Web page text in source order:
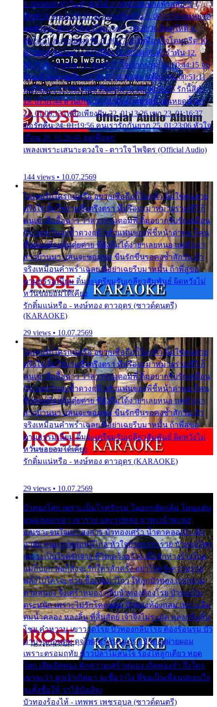
1. 00:00:00 ทำไมทำฉันได้ 2. 00:03:20 นางฟ้าสลัม 3.
00:06:50 คน 4. 00:10:36 บุญเหลือเกิน 5. 00:13:58 ฝนหยาด
สุดท้าย 6. 00:17:30 ยาใจยาจก 7. 00:20:30 คิดดูให้ดี 8.
00:24:21 ลบรอยแผลรัก 9. 00:27:35 เหมือนใจโดนกรีด 10.
00:30:54 ขบวนการเปาเปียว 11. 00:34:05 คำรำพัน 12.
00:37:20 ปาหนัน 13. 00:40:37 ใจเจ้ากรรม 14. 00:44:15 จูบ
ฉันแล้วจงตายเสีย 15. 00:47:24 ขอสูมาเต๊อะ 16. 00:51:11
คนใจมาร 17. 00:54:50 คืนทรมาน 18. 00:58:25 รักนี้สีดำ
19. 01:01:44 ส่วนเกิน 20. 01:05:42 หยาดน้ำฝนหยดน้ำตา
21. 01:09:13 เหลือเพียงฝัน 22. 01:13:26 เขา 23. 01:16:37
ขอรักคืน 24. 01:19:56 คนเรารักกันยาก 25. 01:23:06 หัวใจ
เถื่อน 26. 01:26:45 อยู่เพื่อลูก
เพลงเพราะเสนาะดวงใจ - ดาวใจ ไพจิตร (Official Audio)
144 views • 10.07.2569
ไม่เคยรักใครแน่หรือ อยากเชื่อถือก็ไม่กล้า ติ๋มใช่คนสวย
ตรึงใจ ติ๋มใช่งามซึ้งตรึงตรา พี่หรือจะมาหมายร่วมชีวี ก็
คนเขาลืออื้อฉาว ว่าสาวๆรุมตอมพี่ ติ๋มอยากรับรักเหมือน
กัน แต่หวั่นจะช้ำดวงฤดี กลัวแฟนของพี่ชี้หน้าด่าทอ ก็คน
ชื่อต๋อยต้อยตุ้มตุ๋ยต่าย พี่ยังลืมได้ง่ายๆเลยหนอ แค่ตัวเรา
สาวบ้านนา แสนจะซอมซ่อ ขืนรักขืนรอคงช้ำสักวัน ถ้า
จริงเหมือนคำพร่ำเฉลย พี่อย่าเฉยรีบมาหมั้น ถ้าพี่สู่ขอ
ตามธรรมเนียม ติ๋มจะเตรียมรับเกลียวสัมพันธ์ ผิดหวังไม่
หวั่นขอยอมได้เคียง
รักติ๋มแน่หรือ - หงษ์ทอง ดาวอุดร (ซาวด์ดนตรี)
(KARAOKE)
29 views • 10.07.2569
ไม่เคยรักใครแน่หรือ อยากเชื่อถือก็ไม่กล้า ติ๋มใช่คนสวย
ตรึงใจ ติ๋มใช่งามซึ้งตรึงตรา พี่หรือจะมาหมายร่วมชีวี ก็
คนเขาลืออื้อฉาว ว่าสาวๆรุมตอมพี่ ติ๋มอยากรับรักเหมือน
กัน แต่หวั่นจะช้ำดวงฤดี กลัวแฟนของพี่ชี้หน้าด่าทอ ก็คน
ชื่อต๋อยต้อยตุ้มตุ๋ยต่าย พี่ยังลืมได้ง่ายๆเลยหนอ แค่ตัวเรา
สาวบ้านนา แสนจะซอมซ่อ ขืนรักขืนรอคงช้ำสักวัน ถ้า
จริงเหมือนคำพร่ำเฉลย พี่อย่าเฉยรีบมาหมั้น ถ้าพี่สู่ขอ
ตามธรรมเนียม ติ๋มจะเตรียมรับเกลียวสัมพันธ์ ผิดหวังไม่
หวั่นขอยอมได้เคียง
รักติ๋มแน่หรือ - หงษ์ทอง ดาวอุดร (KARAOKE)
29 views • 10.07.2569
บัวทองโศก เพราะเป็นโรครักรุม ในอกกลัดกลุ้ม โดนแฟน
หนุ่มหลอกเอา เขารวย และรูปหล่อ มาพะเน้าพะนอ
ออเซาะจนใจเบา สงสาร บัวทองเศร้า น้ำตาคลอเบ้า เฝ้า
อาลัย หนุ่มรูปหล่อหนีไกล หัวใจบัวทองระรวย บัวทองโศก
เพราะเป็นโรครักจาง ชีวิตเคว้งคว้าง เมื่อรักห่างร้างไกล
แม่ก็บอก พ่อก็สั่งจะรักใครสักครั้ง อย่าไปหวังความรวย
พลั้งไปใครจะช่วย ซื้อเปลมาไกว ให้ลูกบัวทอง เวรกรรม
ตามสนอง จึงเศร้าหมอง กลีบบัวทองต้องโรย บัวทองไม่
ตระหนัก เพราะไม่รักโคลนตม บัวทองท้องกลม เพราะลืม
ตมน้ำคลอง หลงลิ้น ที่สิ้นสัตย์ เจ้าจึงไม่ระมัด หลงกลิ่นลิ้น
โชย คำหวาน เขาวาดโรย บัวทองกลีบโรย ต้องร้อนรุม บัว
มาบานก่อนตูม ดุจไฟสุมร้อนรุมอุรา บัวทองผ่ายผอม
เพราะตรอมฤทัย ข้าวปลาไม่สนใจ ร้องไห้ลูกเดียว หยุด
โศก เสียเถิดทอง พักความเศร้าหมอง เถิดทองจ๋า ถึงใคร
เขาจะว่า ลูกเจ้าเกิดมา จะชื่อว่าไง พี่ขอเป็นเพื่อนปลอบใจ
จะตั้งชื่อให้ ว่าไอ้บังเอิญ
บัวทองร้องไห้ - เทพพร เพชรอุบล (ซาวด์ดนตรี)